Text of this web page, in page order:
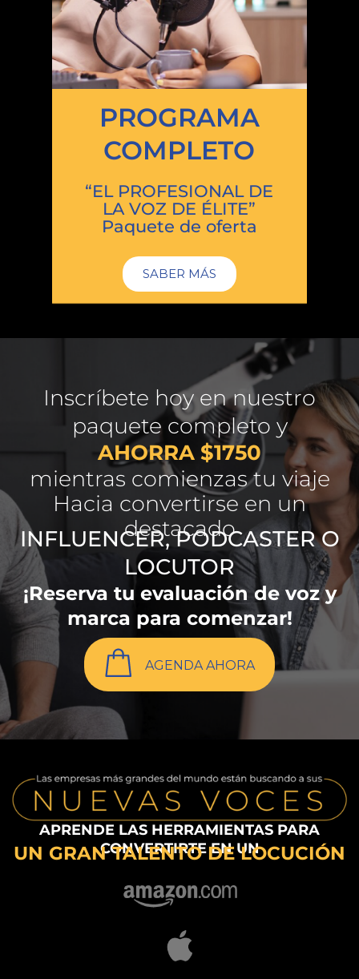
PROGRAMA
COMPLETO
“EL PROFESIONAL DE
LA VOZ DE ÉLITE”
Paquete de oferta
SABER MÁS
Inscríbete hoy en nuestro
paquete completo y
AHORRA $1750
mientras comienzas tu viaje
Hacia convertirse en un
destacado
INFLUENCER, PODCASTER O
LOCUTOR
¡Reserva tu evaluación de voz y
marca para comenzar!
AGENDA AHORA
APRENDE LAS HERRAMIENTAS PARA
CONVERTIRTE EN UN
UN GRAN TALENTO DE LOCUCIÓN